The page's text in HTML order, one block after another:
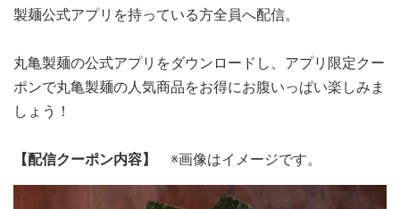
製麺公式アプリを持っている方全員へ配信。
丸亀製麺の公式アプリをダウンロードし、アプリ限定クー
ポンで丸亀製麺の人気商品をお得にお腹いっぱい楽しみま
しょう！
【配信クーポン内容】 ※画像はイメージです。